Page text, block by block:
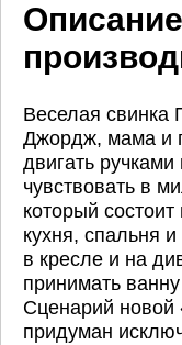
Веселая свинка
Джордж, мама и
двигать
чувствовать в
который состоит
кухня, спальня
в кресле и на
принимать
Сценарий новой
придуман